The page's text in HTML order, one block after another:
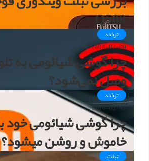
Q508
ترفند
1404-07-09
چرا گوشی شیائومی به
وصل نمی‌شود؟
ترفند
1404-06-05
چرا گوشی شیائومی خود
خاموش و روشن میشود؟
تبلت